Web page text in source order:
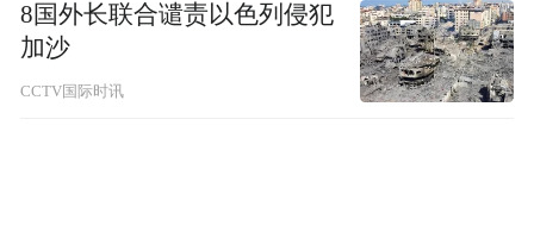
8国外长联合谴责以色列侵犯
加沙
CCTV国际时讯